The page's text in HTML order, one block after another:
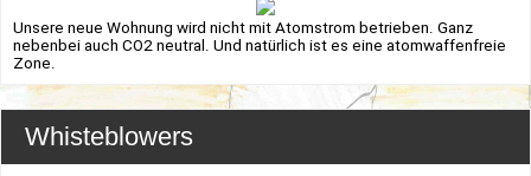
Unsere neue Wohnung wird nicht mit Atomstrom betrieben. Ganz
nebenbei auch CO2 neutral. Und natürlich ist es eine atomwaffenfreie
Zone.
Whisteblowers